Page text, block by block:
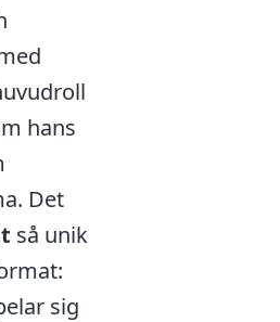
hans
Det
så unik
sig